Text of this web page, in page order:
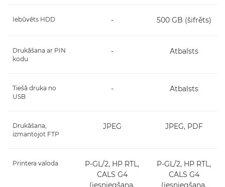
Iebūvēts HDD - 500 GB (šifrēts)
Drukāšana ar PIN
kodu
- Atbalsts
Tiešā druka no
USB
- Atbalsts
Drukāšana,
izmantojot FTP
JPEG JPEG, PDF
Printera valoda
P-GL/2, HP RTL,
CALS G4
(iesniegšana,
P-GL/2, HP RTL,
CALS G4
(iesniegšana,